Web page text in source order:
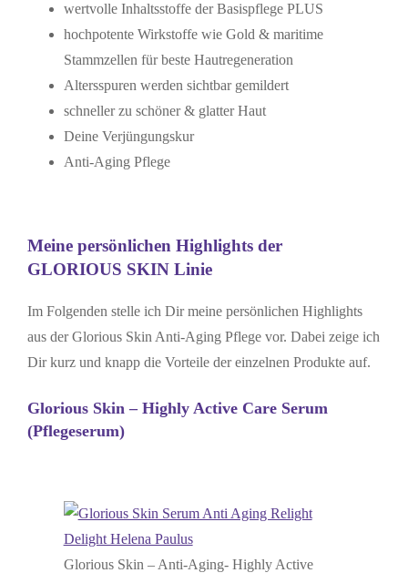
wertvolle Inhaltsstoffe der Basispflege PLUS
hochpotente Wirkstoffe wie Gold & maritime
Stammzellen für beste Hautregeneration
Altersspuren werden sichtbar gemildert
schneller zu schöner & glatter Haut
Deine Verjüngungskur
Anti-Aging Pflege
Meine persönlichen Highlights der
GLORIOUS SKIN Linie
Im Folgenden stelle ich Dir meine persönlichen Highlights
aus der Glorious Skin Anti-Aging Pflege vor. Dabei zeige ich
Dir kurz und knapp die Vorteile der einzelnen Produkte auf.
Glorious Skin – Highly Active Care Serum
(Pflegeserum)
Glorious Skin – Anti-Aging- Highly Active